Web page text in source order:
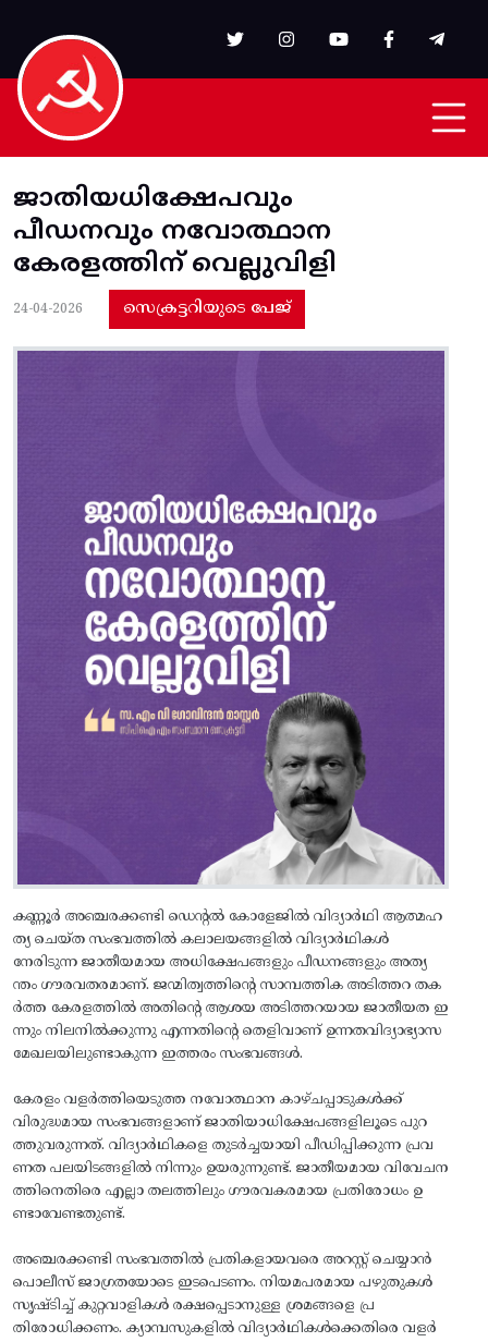
ജാതിയധിക്ഷേപവും
പീഡനവും നവോത്ഥാന
കേരളത്തിന് വെല്ലുവിളി
24-04-2026 സെക്രട്ടറിയുടെ പേജ്
കണ്ണൂർ അഞ്ചരക്കണ്ടി ഡെന്റൽ കോളേജിൽ വിദ്യാർഥി ആത്മഹ
ത്യ ചെയ്ത സംഭവത്തിൽ കലാലയങ്ങളിൽ വിദ്യാർഥികൾ
നേരിടുന്ന ജാതീയമായ അധിക്ഷേപങ്ങളും പീഡനങ്ങളും അത്യ
ന്തം ഗൗരവതരമാണ്. ജന്മിത്വത്തിന്റെ സാമ്പത്തിക അടിത്തറ തക
ർത്ത കേരളത്തിൽ അതിന്റെ ആശയ അടിത്തറയായ ജാതീയത ഇ
ന്നും നിലനിൽക്കുന്നു എന്നതിന്റെ തെളിവാണ് ഉന്നതവിദ്യാഭ്യാസ
മേഖലയിലുണ്ടാകുന്ന ഇത്തരം സംഭവങ്ങൾ.
കേരളം വളർത്തിയെടുത്ത നവോത്ഥാന കാഴ്ചപ്പാടുകൾക്ക്
വിരുദ്ധമായ സംഭവങ്ങളാണ് ജാതിയാധിക്ഷേപങ്ങളിലൂടെ പുറ
ത്തുവരുന്നത്. വിദ്യാർഥികളെ തുടർച്ചയായി പീഡിപ്പിക്കുന്ന പ്രവ
ണത പലയിടങ്ങളിൽ നിന്നും ഉയരുന്നുണ്ട്. ജാതീയമായ വിവേചന
ത്തിനെതിരെ എല്ലാ തലത്തിലും ഗൗരവകരമായ പ്രതിരോധം ഉ
ണ്ടാവേണ്ടതുണ്ട്.
അഞ്ചരക്കണ്ടി സംഭവത്തിൽ പ്രതികളായവരെ അറസ്റ്റ് ചെയ്യാൻ
പൊലീസ് ജാഗ്രതയോടെ ഇടപെടണം. നിയമപരമായ പഴുതുകൾ
സൃഷ്ടിച്ച് കുറ്റവാളികൾ രക്ഷപ്പെടാനുള്ള ശ്രമങ്ങളെ പ്ര
തിരോധിക്കണം. ക്യാമ്പസുകളിൽ വിദ്യാർഥികൾക്കെതിരെ വളർ